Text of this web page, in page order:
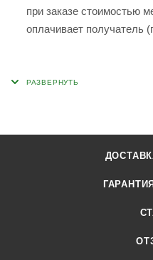
при заказе стоимостью
оплачивает получатель